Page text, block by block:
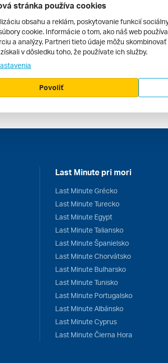
Last Minute pri mori
Last Minute Grécko
Last Minute Turecko
Last Minute Egypt
Last Minute Taliansko
Last Minute Španielsko
Last Minute Chorvátsko
Last Minute Bulharsko
Last Minute Tunisko
Last Minute Portugalsko
Last Minute Albánsko
Last Minute Cyprus
Last Minute Čierna Hora
stránka používa cookies
obsahu a reklám, poskytovanie funkcií
cookie. Informácie o tom, ako náš web
a analýzy. Partneri tieto údaje môžu
v dôsledku toho, že používate ich služby.
Povoliť